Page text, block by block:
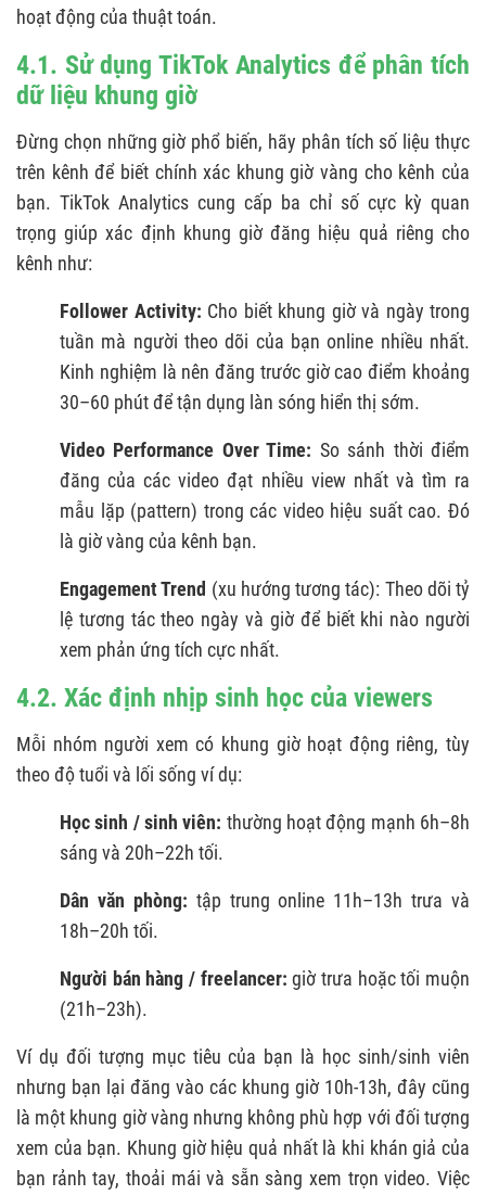
hoạt động của thuật toán.
4.1. Sử dụng TikTok Analytics để phân tích
dữ liệu khung giờ
Đừng chọn những giờ phổ biến, hãy phân tích số liệu thực
trên kênh để biết chính xác khung giờ vàng cho kênh của
bạn. TikTok Analytics cung cấp ba chỉ số cực kỳ quan
trọng giúp xác định khung giờ đăng hiệu quả riêng cho
kênh như:
Follower Activity: Cho biết khung giờ và ngày trong
tuần mà người theo dõi của bạn online nhiều nhất.
Kinh nghiệm là nên đăng trước giờ cao điểm khoảng
30–60 phút để tận dụng làn sóng hiển thị sớm.
Video Performance Over Time: So sánh thời điểm
đăng của các video đạt nhiều view nhất và tìm ra
mẫu lặp (pattern) trong các video hiệu suất cao. Đó
là giờ vàng của kênh bạn.
Engagement Trend (xu hướng tương tác): Theo dõi tỷ
lệ tương tác theo ngày và giờ để biết khi nào người
xem phản ứng tích cực nhất.
4.2. Xác định nhịp sinh học của viewers
Mỗi nhóm người xem có khung giờ hoạt động riêng, tùy
theo độ tuổi và lối sống ví dụ:
Học sinh / sinh viên: thường hoạt động mạnh 6h–8h
sáng và 20h–22h tối.
Dân văn phòng: tập trung online 11h–13h trưa và
18h–20h tối.
Người bán hàng / freelancer:giờ trưa hoặc tối muộn
(21h–23h).
Ví dụ đối tượng mục tiêu của bạn là học sinh/sinh viên
nhưng bạn lại đăng vào các khung giờ 10h-13h, đây cũng
là một khung giờ vàng nhưng không phù hợp với đối tượng
xem của bạn. Khung giờ hiệu quả nhất là khi khán giả của
bạn rảnh tay, thoải mái và sẵn sàng xem trọn video. Việc